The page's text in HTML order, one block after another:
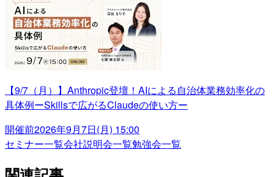
【9/7（月）】Anthropic登壇！AIによる自治体業務効率化の
具体例ーSkillsで広がるClaudeの使い方ー
開催前2026年9月7日(月) 15:00
セミナー一覧会社説明会一覧勉強会一覧